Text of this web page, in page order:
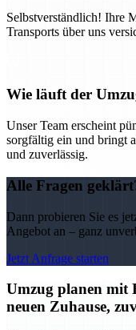
Selbstverständlich! Ihre
Transports über uns
Wie läuft der
Unser Team erscheint
sorgfältig ein und bringt
und zuverlässig.
Alle Fragen
Dann probieren Sie es
Angebot an – ganz
Jetzt Anfrage starten
Umzug planen mit
neuen Zuhause,